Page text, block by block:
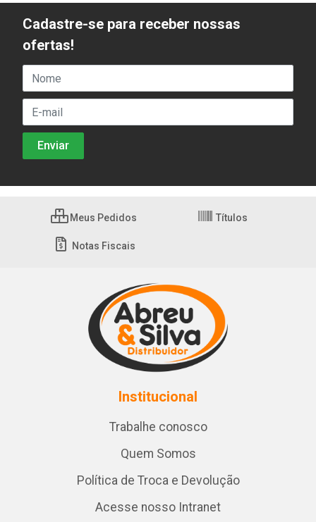
Cadastre-se para receber nossas
ofertas!
Meus Pedidos Títulos
Notas Fiscais
Institucional
Trabalhe conosco
Quem Somos
Política de Troca e Devolução
Acesse nosso Intranet